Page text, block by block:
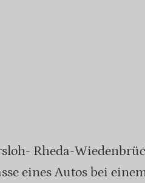
Rheda-
eines Autos bei